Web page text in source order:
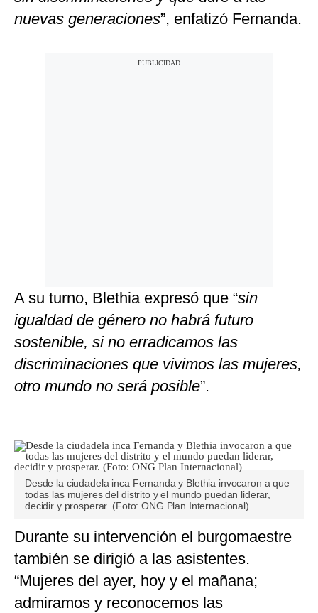
nuevas generaciones”, enfatizó Fernanda.
A su turno, Blethia expresó que “sin
igualdad de género no habrá futuro
sostenible, si no erradicamos las
discriminaciones que vivimos las mujeres,
otro mundo no será posible”.
Desde la ciudadela inca Fernanda y Blethia invocaron a que
todas las mujeres del distrito y el mundo puedan liderar,
decidir y prosperar. (Foto: ONG Plan Internacional)
Durante su intervención el burgomaestre
también se dirigió a las asistentes.
“Mujeres del ayer, hoy y el mañana;
admiramos y reconocemos las